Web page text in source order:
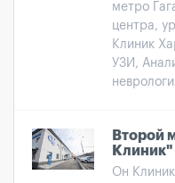
метро
центра,
Клиник
УЗИ,
Второй
Он